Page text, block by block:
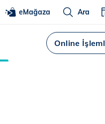
eMağaza Ara
Online